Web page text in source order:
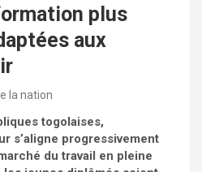
plus
aux
la nation
togolaises,
s’aligne progressivement
du travail en pleine